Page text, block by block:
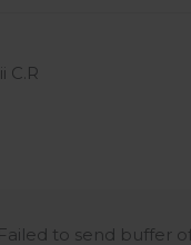
C.R
Failed to send buffer